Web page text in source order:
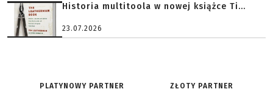
Historia multitoola w nowej książce Ti...
23.07.2026
PLATYNOWY PARTNER ZŁOTY PARTNER